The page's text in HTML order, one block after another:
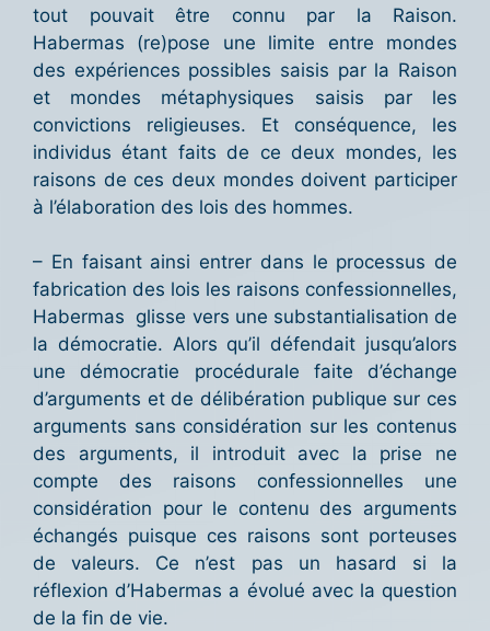
tout pouvait être connu par la Raison.
Habermas (re)pose une limite entre mondes
des expériences possibles saisis par la Raison
et mondes métaphysiques saisis par les
convictions religieuses. Et conséquence, les
individus étant faits de ce deux mondes, les
raisons de ces deux mondes doivent participer
à l’élaboration des lois des hommes.
– En faisant ainsi entrer dans le processus de
fabrication des lois les raisons confessionnelles,
Habermas glisse vers une substantialisation de
la démocratie. Alors qu’il défendait jusqu’alors
une démocratie procédurale faite d’échange
d’arguments et de délibération publique sur ces
arguments sans considération sur les contenus
des arguments, il introduit avec la prise ne
compte des raisons confessionnelles une
considération pour le contenu des arguments
échangés puisque ces raisons sont porteuses
de valeurs. Ce n’est pas un hasard si la
réflexion d’Habermas a évolué avec la question
de la fin de vie.